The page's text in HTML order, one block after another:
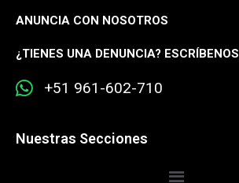
ANUNCIA CON NOSOTROS
¿TIENES UNA DENUNCIA? ESCRÍBENOS
+51 961-602-710
Nuestras Secciones